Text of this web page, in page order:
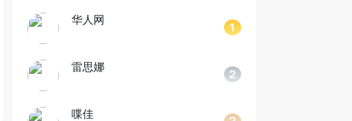
华人网
雷思娜
喋佳